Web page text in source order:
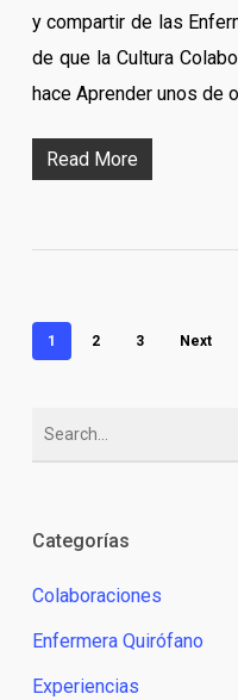
y compartir de las
de que la Cultura
hace Aprender unos de
Read More
1 2 3 Next
Categorías
Colaboraciones
Enfermera Quirófano
Experiencias